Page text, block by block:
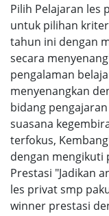
Pilih Pelajaran les
untuk pilihan
tahun ini dengan
secara
pengalaman
menyenangkan
bidang
suasana
terfokus,
dengan mengikuti
Prestasi "Jadikan
les privat smp
winner prestasi